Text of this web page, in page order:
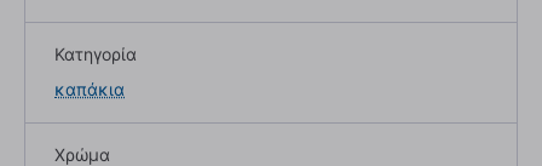
Κατηγορία
καπάκια
Χρώμα